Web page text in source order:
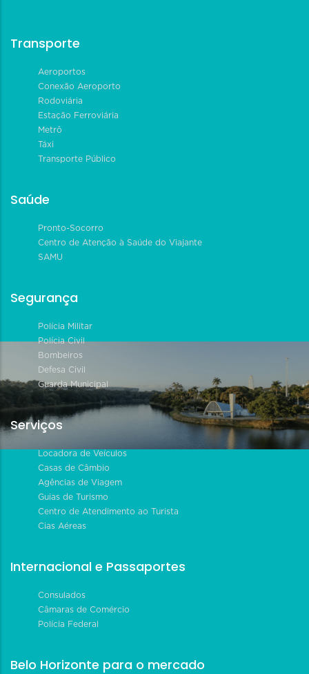
Transporte
Aeroportos
Conexão Aeroporto
Rodoviária
Estação Ferroviária
Metrô
Táxi
Transporte Público
Saúde
Pronto-Socorro
Centro de Atenção à Saúde do Viajante
SAMU
Segurança
Polícia Militar
Polícia Civil
Bombeiros
Defesa Civil
Guarda Municipal
Serviços
Locadora de Veículos
Casas de Câmbio
Agências de Viagem
Guias de Turismo
Centro de Atendimento ao Turista
Cias Aéreas
Internacional e Passaportes
Consulados
Câmaras de Comércio
Polícia Federal
Belo Horizonte para o mercado